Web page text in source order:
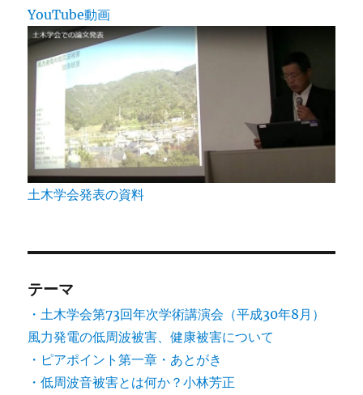
YouTube動画
土木学会発表の資料
テーマ
・土木学会第73回年次学術講演会（平成30年8月）
風力発電の低周波被害、健康被害について
・ピアポイント第一章・あとがき
・低周波音被害とは何か？小林芳正